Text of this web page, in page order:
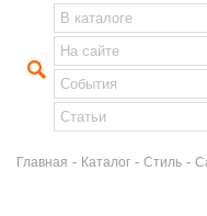
Главная - Каталог - Стиль -